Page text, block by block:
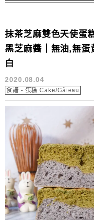
抹茶芝麻雙色天使蛋
黑芝麻醬｜無油,無
白
2020.08.04
食譜 - 蛋糕 Cake/Gâteau